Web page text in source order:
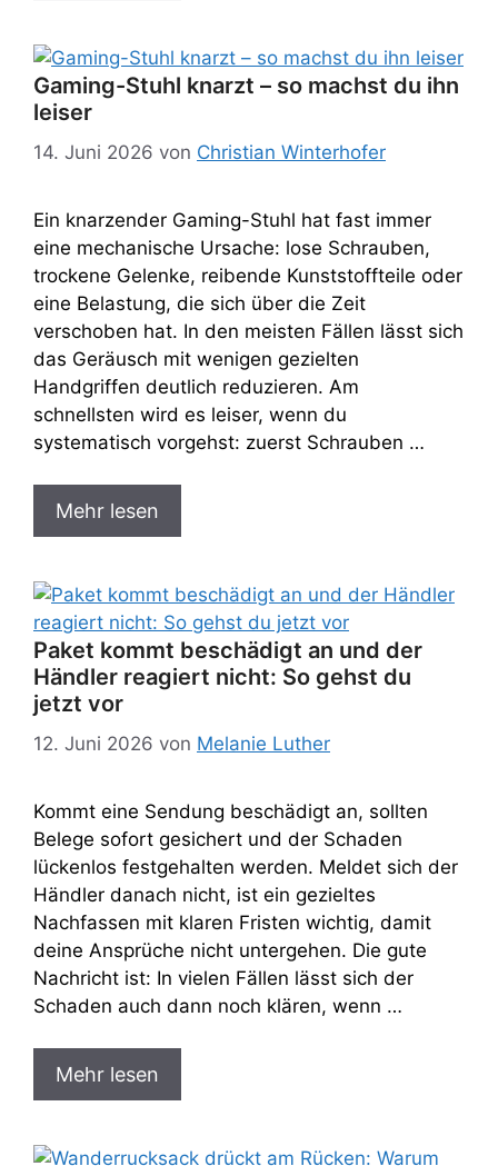
Gaming-Stuhl knarzt – so machst du ihn
leiser
14. Juni 2026 von Christian Winterhofer
Ein knarzender Gaming-Stuhl hat fast immer
eine mechanische Ursache: lose Schrauben,
trockene Gelenke, reibende Kunststoffteile oder
eine Belastung, die sich über die Zeit
verschoben hat. In den meisten Fällen lässt sich
das Geräusch mit wenigen gezielten
Handgriffen deutlich reduzieren. Am
schnellsten wird es leiser, wenn du
systematisch vorgehst: zuerst Schrauben …
Mehr lesen
Paket kommt beschädigt an und der
Händler reagiert nicht: So gehst du
jetzt vor
12. Juni 2026 von Melanie Luther
Kommt eine Sendung beschädigt an, sollten
Belege sofort gesichert und der Schaden
lückenlos festgehalten werden. Meldet sich der
Händler danach nicht, ist ein gezieltes
Nachfassen mit klaren Fristen wichtig, damit
deine Ansprüche nicht untergehen. Die gute
Nachricht ist: In vielen Fällen lässt sich der
Schaden auch dann noch klären, wenn …
Mehr lesen